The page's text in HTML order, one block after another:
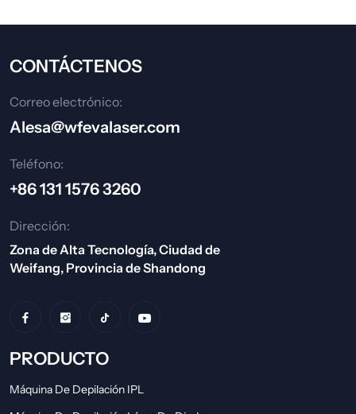
CONTÁCTENOS
Correo electrónico:
Alesa@wfevalaser.com
Teléfono:
+86 131 1576 3260
Dirección:
Zona de Alta Tecnología, Ciudad de
Weifang, Provincia de Shandong
PRODUCTO
Máquina De Depilación IPL